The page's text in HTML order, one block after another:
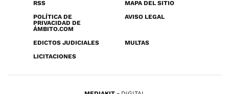
RSS
MAPA DEL SITIO
POLÍTICA DE
PRIVACIDAD DE
ÁMBITO.COM
AVISO LEGAL
EDICTOS JUDICIALES
MULTAS
LICITACIONES